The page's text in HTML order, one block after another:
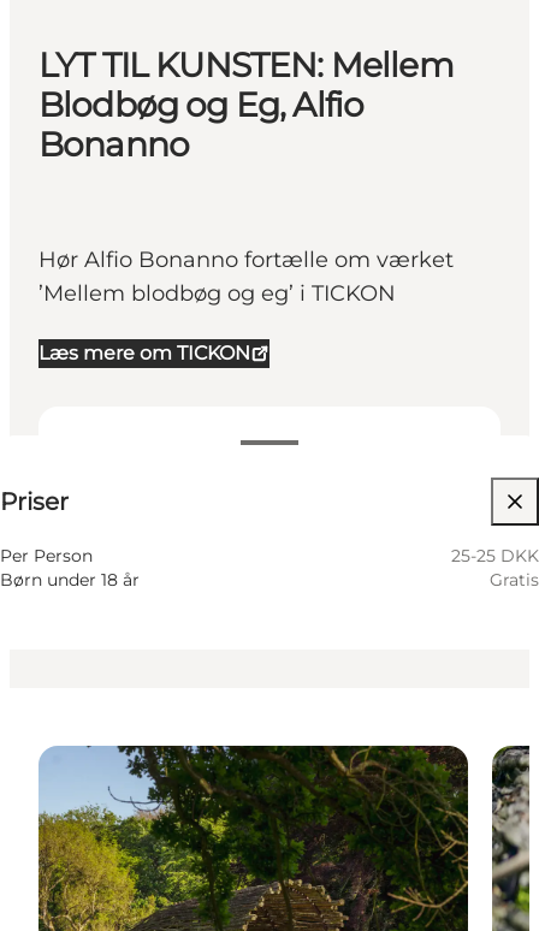
LYT TIL KUNSTEN: Mellem
Blodbøg og Eg, Alfio
Bonanno
Hør Alfio Bonanno fortælle om værket
’Mellem blodbøg og eg’ i TICKON
Læs mere om TICKON
Priser
Per Person
25-25 DKK
Børn under 18 år
Gratis